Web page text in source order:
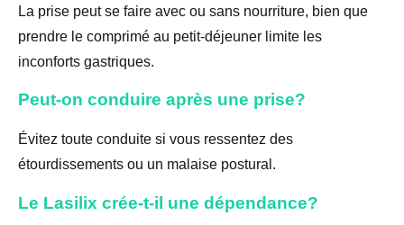
La prise peut se faire avec ou sans nourriture, bien que
prendre le comprimé au petit-déjeuner limite les
inconforts gastriques.
Peut-on conduire après une prise?
Évitez toute conduite si vous ressentez des
étourdissements ou un malaise postural.
Le Lasilix crée-t-il une dépendance?